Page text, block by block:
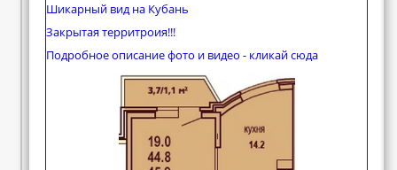
Шикарный вид на Кубань
Закрытая территроия!!!
Подробное описание фото и видео - кликай сюда